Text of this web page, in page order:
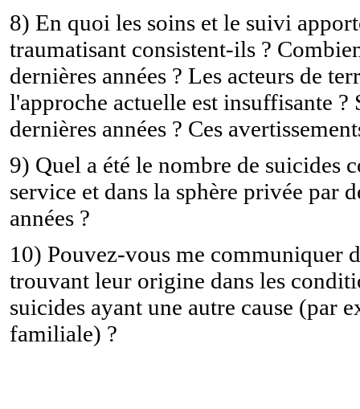
8) En quoi les soins et le suivi
traumatisant consistent-ils ?
dernières années ? Les acteurs de
l'approche actuelle est insuffisante
dernières années ? Ces
9) Quel a été le nombre de suicides
service et dans la sphère privée par
années ?
10) Pouvez-vous me communiquer
trouvant leur origine dans les
suicides ayant une autre cause (par
familiale) ?